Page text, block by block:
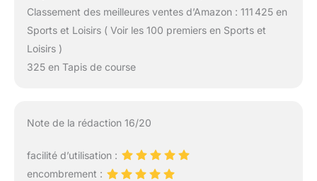
Classement des meilleures ventes d’Amazon : 111 425 en
Sports et Loisirs ( Voir les 100 premiers en Sports et
Loisirs )
325 en Tapis de course
Note de la rédaction 16/20
facilité d’utilisation :
encombrement :